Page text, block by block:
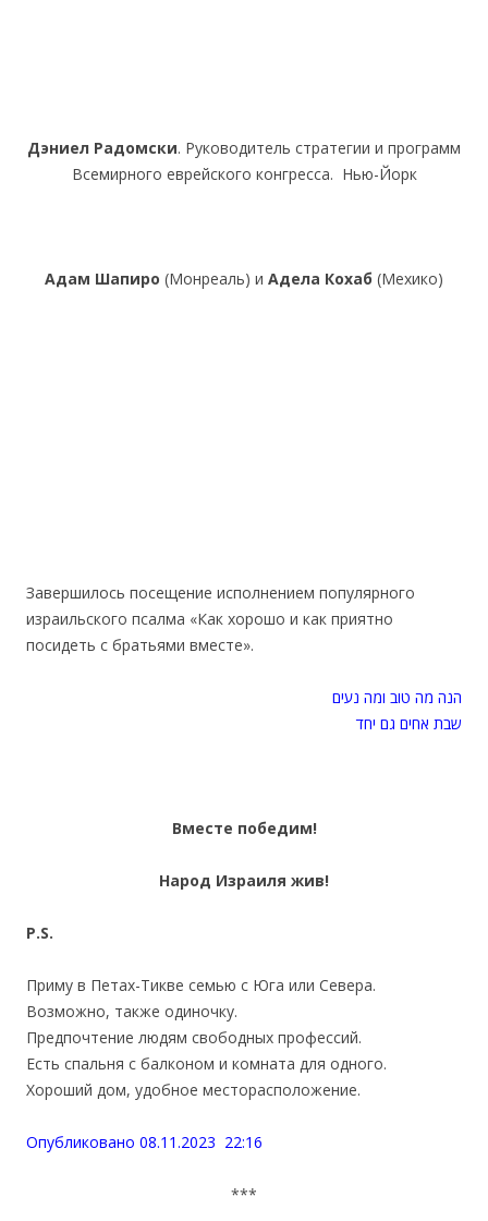
Дэниел Радомски. Руководитель стратегии и программ
Всемирного еврейского конгресса. Нью-Йорк
Адам Шапиро (Монреаль) и Адела Кохаб (Мехико)
Завершилось посещение исполнением популярного
израильского псалма «Как хорошо и как приятно
посидеть с братьями вместе».
הנה מה טוב ומה נעים
שבת אחים גם יחד
Вместе победим!
Народ Израиля жив!
P.S.
Приму в Петах-Тикве семью с Юга или Севера.
Возможно, также одиночку.
Предпочтение людям свободных профессий.
Есть спальня с балконом и комната для одного.
Хороший дом, удобное месторасположение.
Опубликовано 08.11.2023 22:16
***